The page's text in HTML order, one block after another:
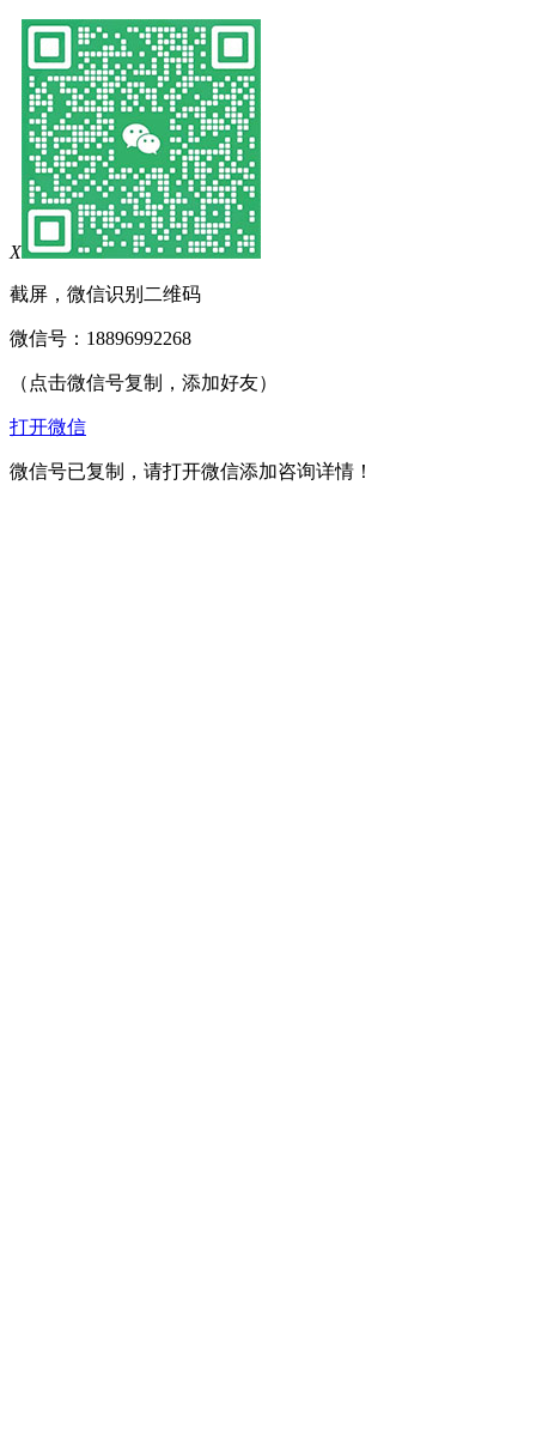
X
截屏，微信识别二维码
微信号： 18896992268
（点击微信号复制，添加好友）
打开微信
微信号已复制，请打开微信添加咨询详情！